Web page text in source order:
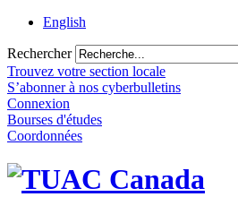
English
Rechercher
Trouvez votre section locale
S’abonner à nos cyberbulletins
Connexion
Bourses d'études
Coordonnées